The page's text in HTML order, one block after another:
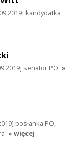
kandydatka
senator PO »
posłanka PO,
» więcej